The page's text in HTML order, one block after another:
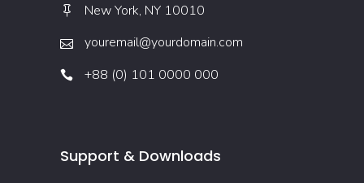
New York, NY 10010
youremail@yourdomain.com
+88 (0) 101 0000 000
Support & Downloads